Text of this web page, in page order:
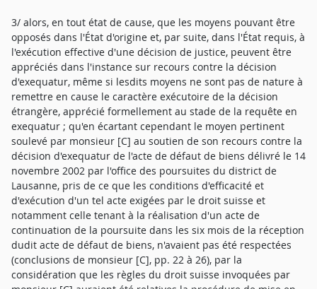
3/ alors, en tout état de cause, que les moyens pouvant être
opposés dans l'État d'origine et, par suite, dans l'État requis, à
l'exécution effective d'une décision de justice, peuvent être
appréciés dans l'instance sur recours contre la décision
d'exequatur, même si lesdits moyens ne sont pas de nature à
remettre en cause le caractère exécutoire de la décision
étrangère, apprécié formellement au stade de la requête en
exequatur ; qu'en écartant cependant le moyen pertinent
soulevé par monsieur [C] au soutien de son recours contre la
décision d'exequatur de l'acte de défaut de biens délivré le 14
novembre 2002 par l'office des poursuites du district de
Lausanne, pris de ce que les conditions d'efficacité et
d'exécution d'un tel acte exigées par le droit suisse et
notamment celle tenant à la réalisation d'un acte de
continuation de la poursuite dans les six mois de la réception
dudit acte de défaut de biens, n'avaient pas été respectées
(conclusions de monsieur [C], pp. 22 à 26), par la
considération que les règles du droit suisse invoquées par